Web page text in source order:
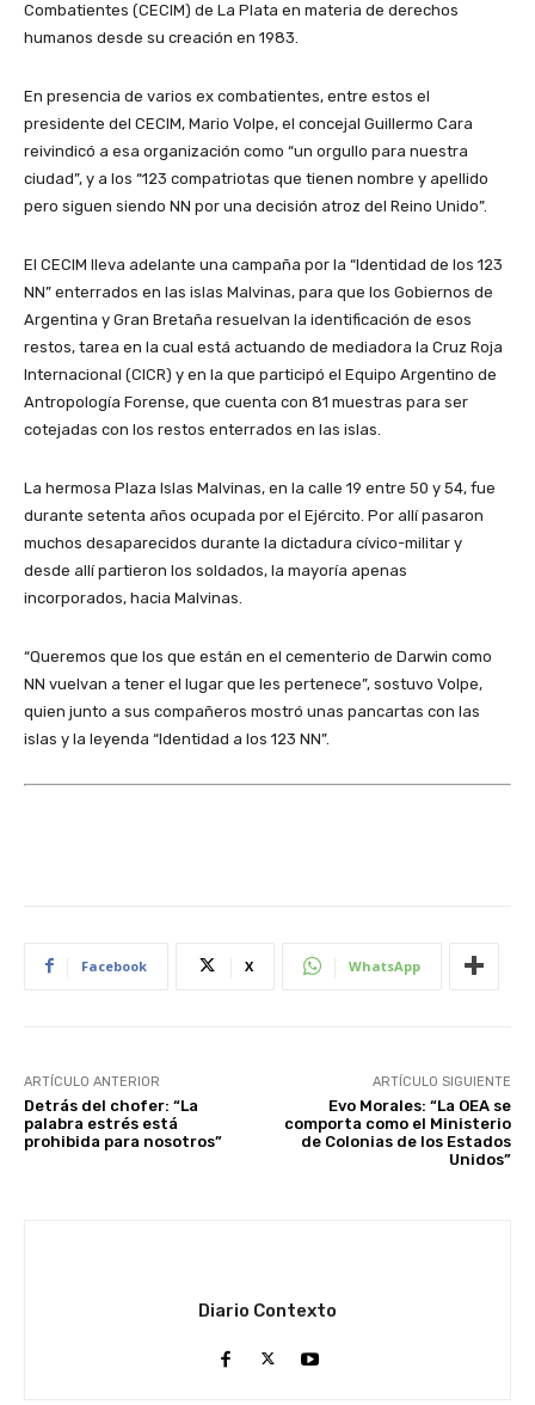
Combatientes (CECIM) de La Plata en materia de derechos
humanos desde su creación en 1983.
En presencia de varios ex combatientes, entre estos el
presidente del CECIM, Mario Volpe, el concejal Guillermo Cara
reivindicó a esa organización como “un orgullo para nuestra
ciudad”, y a los “123 compatriotas que tienen nombre y apellido
pero siguen siendo NN por una decisión atroz del Reino Unido”.
El CECIM lleva adelante una campaña por la “Identidad de los 123
NN” enterrados en las islas Malvinas, para que los Gobiernos de
Argentina y Gran Bretaña resuelvan la identificación de esos
restos, tarea en la cual está actuando de mediadora la Cruz Roja
Internacional (CICR) y en la que participó el Equipo Argentino de
Antropología Forense, que cuenta con 81 muestras para ser
cotejadas con los restos enterrados en las islas.
La hermosa Plaza Islas Malvinas, en la calle 19 entre 50 y 54, fue
durante setenta años ocupada por el Ejército. Por allí pasaron
muchos desaparecidos durante la dictadura cívico-militar y
desde allí partieron los soldados, la mayoría apenas
incorporados, hacia Malvinas.
“Queremos que los que están en el cementerio de Darwin como
NN vuelvan a tener el lugar que les pertenece”, sostuvo Volpe,
quien junto a sus compañeros mostró unas pancartas con las
islas y la leyenda “Identidad a los 123 NN”.
Facebook X WhatsApp
ARTÍCULO ANTERIOR
Detrás del chofer: “La
palabra estrés está
prohibida para nosotros”
ARTÍCULO SIGUIENTE
Evo Morales: “La OEA se
comporta como el Ministerio
de Colonias de los Estados
Unidos”
Diario Contexto